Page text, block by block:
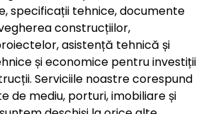
specificații tehnice, documente
construcțiilor,
asistență tehnică și
și economice pentru investiții
Serviciile noastre corespund
de mediu, porturi, imobiliare și